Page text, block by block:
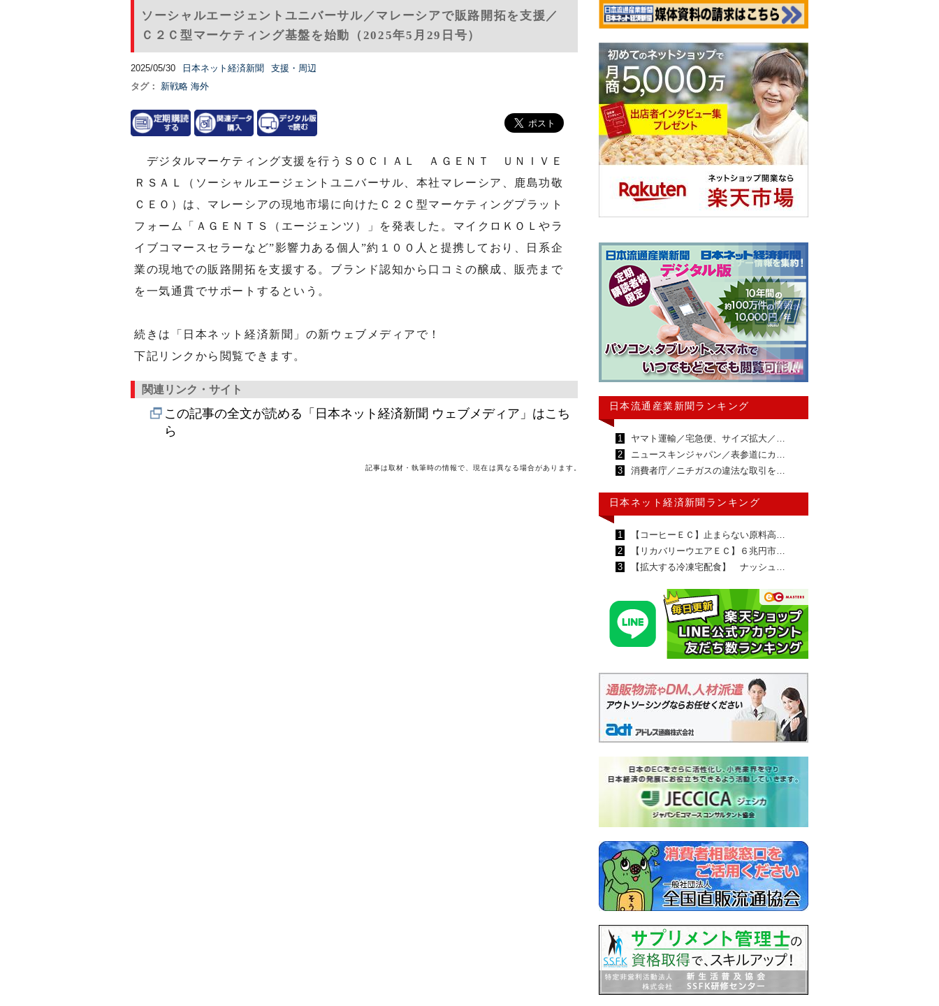
ソーシャルエージェントユニバーサル／マレーシアで販路開拓を支援／
Ｃ２Ｃ型マーケティング基盤を始動（2025年5月29日号）
2025/05/30 日本ネット経済新聞
支援・周辺
タグ：
新戦略 海外
デジタルマーケティング支援を行うＳＯＣＩＡＬ ＡＧＥＮＴ ＵＮＩＶＥ
ＲＳＡＬ（ソーシャルエージェントユニバーサル、本社マレーシア、鹿島功敬
ＣＥＯ）は、マレーシアの現地市場に向けたＣ２Ｃ型マーケティングプラット
フォーム「ＡＧＥＮＴＳ（エージェンツ）」を発表した。マイクロＫＯＬやラ
イブコマースセラーなど”影響力ある個人”約１００人と提携しており、日系企
業の現地での販路開拓を支援する。ブランド認知から口コミの醸成、販売まで
を一気通貫でサポートするという。
続きは「日本ネット経済新聞」の新ウェブメディアで！
下記リンクから閲覧できます。
関連リンク・サイト
この記事の全文が読める「日本ネット経済新聞 ウェブメディア」はこち
ら
記事は取材・執筆時の情報で、現在は異なる場合があります。
日本流通産業新聞ランキング
1
ヤマト運輸／宅急便、サイズ拡大／…
2
ニュースキンジャパン／表参道にカ…
3
消費者庁／ニチガスの違法な取引を…
日本ネット経済新聞ランキング
1
【コーヒーＥＣ】止まらない原料高…
2
【リカバリーウエアＥＣ】６兆円市…
3
【拡大する冷凍宅配食】 ナッシュ…